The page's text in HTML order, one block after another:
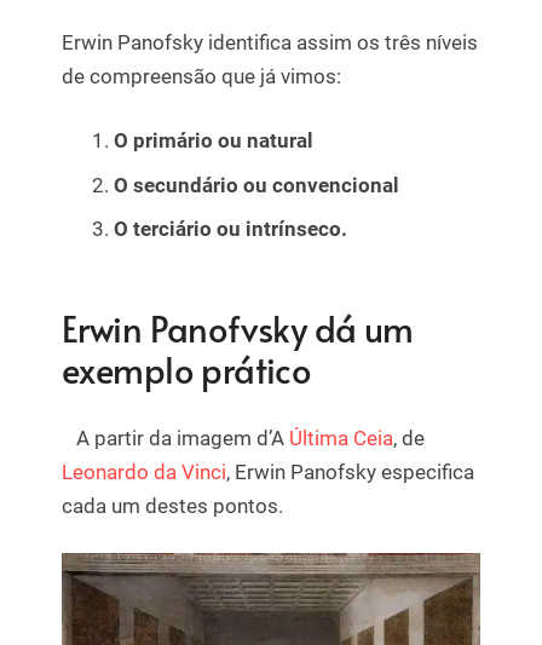
Erwin Panofsky identifica assim os três níveis
de compreensão que já vimos:
O primário ou natural
O secundário ou convencional
O terciário ou intrínseco.
Erwin Panofvsky dá um
exemplo prático
A partir da imagem d’A Última Ceia, de
Leonardo da Vinci, Erwin Panofsky especifica
cada um destes pontos.